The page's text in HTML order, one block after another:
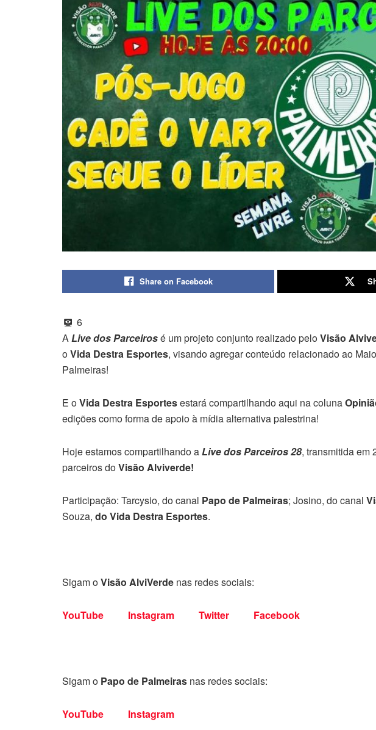
Share on Facebook
6
ALive dos Parceirosé um projeto conjunto realizado peloVisão
oVida Destra Esportes, visando agregar conteúdo relacionado ao
Palmeiras!
E oVida Destra Esportesestará compartilhando aqui na coluna
edições como forma de apoio à mídia alternativa palestrina!
Hoje estamos compartilhando aLive dos Parceiros 28, transmitida em
parceiros doVisão Alviverde!
Participação: Tarcysio, do canal Papo de Palmeiras; Josino, do canal
Souza, do Vida Destra Esportes.
Sigam oVisão AlviVerde nas redes sociais:
YouTube Instagram Twitter Facebook
Sigam o Papo de Palmeiras nas redes sociais:
YouTube Instagram